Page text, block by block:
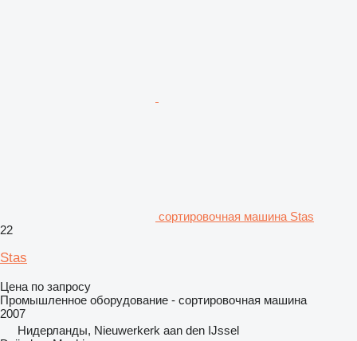
сортировочная машина Stas
22
Stas
Цена по запросу
Промышленное оборудование - сортировочная машина
2007
Нидерланды, Nieuwerkerk aan den IJssel